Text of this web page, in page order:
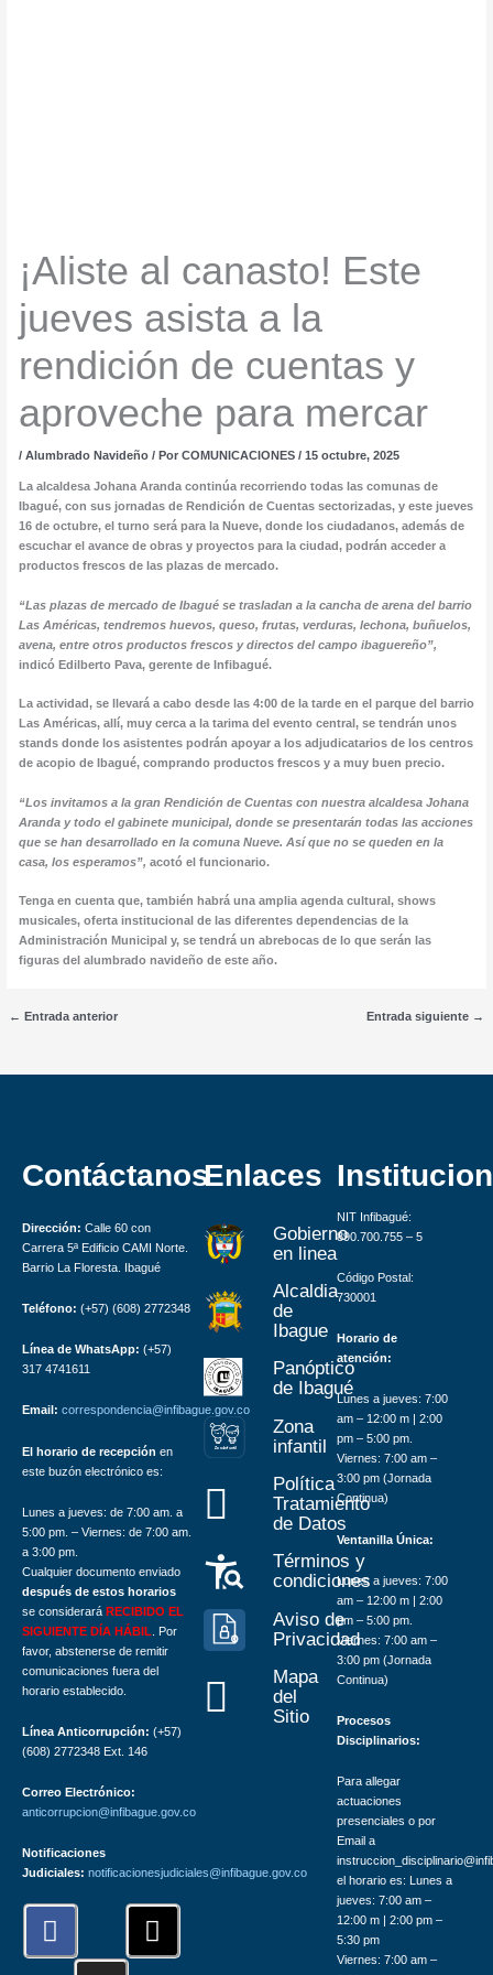
¡Aliste al canasto! Este
jueves asista a la
rendición de cuentas y
aproveche para mercar
/ Alumbrado Navideño/ Por COMUNICACIONES / 15 octubre, 2025
La alcaldesa Johana Aranda continúa recorriendo todas las comunas de
Ibagué, con sus jornadas de Rendición de Cuentas sectorizadas, y este jueves
16 de octubre, el turno será para la Nueve, donde los ciudadanos, además de
escuchar el avance de obras y proyectos para la ciudad, podrán acceder a
productos frescos de las plazas de mercado.
“Las plazas de mercado de Ibagué se trasladan a la cancha de arena del barrio
Las Américas, tendremos huevos, queso, frutas, verduras, lechona, buñuelos,
avena, entre otros productos frescos y directos del campo ibaguereño”,
indicó Edilberto Pava, gerente de Infibagué.
La actividad, se llevará a cabo desde las 4:00 de la tarde en el parque del barrio
Las Américas, allí, muy cerca a la tarima del evento central, se tendrán unos
stands donde los asistentes podrán apoyar a los adjudicatarios de los centros
de acopio de Ibagué, comprando productos frescos y a muy buen precio.
“Los invitamos a la gran Rendición de Cuentas con nuestra alcaldesa Johana
Aranda y todo el gabinete municipal, donde se presentarán todas las acciones
que se han desarrollado en la comuna Nueve. Así que no se queden en la
casa, los esperamos”, acotó el funcionario.
Tenga en cuenta que, también habrá una amplia agenda cultural, shows
musicales, oferta institucional de las diferentes dependencias de la
Administración Municipal y, se tendrá un abrebocas de lo que serán las
figuras del alumbrado navideño de este año.
← Entrada anterior Entrada siguiente →
Contáctanos
Dirección: Calle 60 con
Carrera 5ª Edificio CAMI Norte.
Barrio La Floresta. Ibagué
Teléfono: (+57) (608) 2772348
Línea de WhatsApp: (+57)
317 4741611
Email: correspondencia@infibague.gov.co
El horario de recepción en
este buzón electrónico es:
Lunes a jueves: de 7:00 am. a
5:00 pm. – Viernes: de 7:00 am.
a 3:00 pm.
Cualquier documento enviado
después de estos horarios
se considerará RECIBIDO EL
SIGUIENTE DÍA HÁBIL . Por
favor, abstenerse de remitir
comunicaciones fuera del
horario establecido.
Línea Anticorrupción: (+57)
(608) 2772348 Ext. 146
Correo Electrónico:
anticorrupcion@infibague.gov.co
Notificaciones
Judiciales: notificacionesjudiciales@infibague.gov.co
F
a
X
-
Enlaces
Gobierno
en linea
Alcaldia
de
Ibague
Panóptico
de Ibagué
ZonaInf antil
Zona
infantil
Política
Tratamiento
de Datos
Términos y
condiciones
Aviso de
Privacidad
Mapa
del
Sitio
NIT Infibagué:
890.700.755 – 5
Código Postal:
730001
Horario de
atención:
Lunes a jueves: 7:00
am – 12:00 m | 2:00
pm – 5:00 pm.
Viernes: 7:00 am –
3:00 pm (Jornada
Continua)
Ventanilla Única:
Lunes a jueves: 7:00
am – 12:00 m | 2:00
pm – 5:00 pm.
Viernes: 7:00 am –
3:00 pm (Jornada
Continua)
Procesos
Disciplinarios:
Para allegar
actuaciones
presenciales o por
Email a
el horario es: Lunes a
jueves: 7:00 am –
12:00 m | 2:00 pm –
5:30 pm
Viernes: 7:00 am –